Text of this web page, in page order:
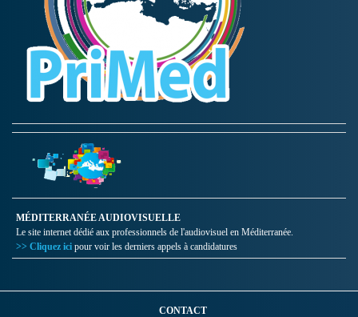
MÉDITERRANÉE AUDIOVISUELLE
Le site internet dédié aux professionnels de l'audiovisuel en Méditerranée.
>> Cliquez ici pour voir les derniers appels à candidatures
CONTACT